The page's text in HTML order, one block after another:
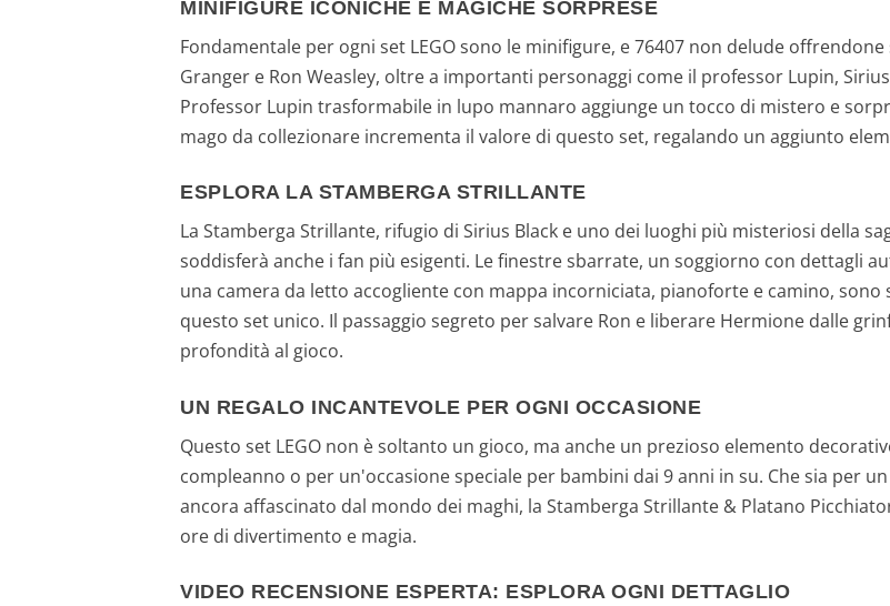
MINIFIGURE ICONICHE E MAGICHE SORPRESE
Fondamentale per ogni set LEGO sono le minifigure, e 76407 non delude
Granger e Ron Weasley, oltre a importanti personaggi come il professor Lupin,
Professor Lupin trasformabile in lupo mannaro aggiunge un tocco di mistero e
mago da collezionare incrementa il valore di questo set, regalando un aggiunto
ESPLORA LA STAMBERGA STRILLANTE
La Stamberga Strillante, rifugio di Sirius Black e uno dei luoghi più misteriosi della
soddisferà anche i fan più esigenti. Le finestre sbarrate, un soggiorno con dettagli
una camera da letto accogliente con mappa incorniciata, pianoforte e camino,
questo set unico. Il passaggio segreto per salvare Ron e liberare Hermione dalle
profondità al gioco.
UN REGALO INCANTEVOLE PER OGNI OCCASIONE
Questo set LEGO non è soltanto un gioco, ma anche un prezioso elemento
compleanno o per un'occasione speciale per bambini dai 9 anni in su. Che sia per
ancora affascinato dal mondo dei maghi, la Stamberga Strillante & Platano
ore di divertimento e magia.
VIDEO RECENSIONE ESPERTA: ESPLORA OGNI DETTAGLIO